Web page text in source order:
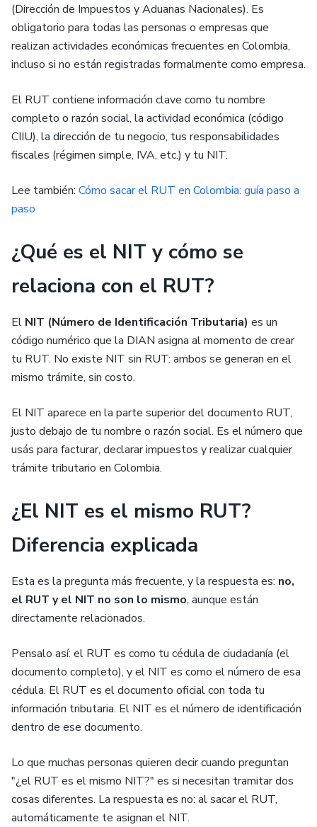
(Dirección de Impuestos y Aduanas Nacionales). Es
obligatorio para todas las personas o empresas que
realizan actividades económicas frecuentes en Colombia,
incluso si no están registradas formalmente como empresa.
El RUT contiene información clave como tu nombre
completo o razón social, la actividad económica (código
CIIU), la dirección de tu negocio, tus responsabilidades
fiscales (régimen simple, IVA, etc.) y tu NIT.
Lee también: Cómo sacar el RUT en Colombia: guía paso a
paso
¿Qué es el NIT y cómo se
relaciona con el RUT?
El NIT (Número de Identificación Tributaria) es un
código numérico que la DIAN asigna al momento de crear
tu RUT. No existe NIT sin RUT: ambos se generan en el
mismo trámite, sin costo.
El NIT aparece en la parte superior del documento RUT,
justo debajo de tu nombre o razón social. Es el número que
usás para facturar, declarar impuestos y realizar cualquier
trámite tributario en Colombia.
¿El NIT es el mismo RUT?
Diferencia explicada
Esta es la pregunta más frecuente, y la respuesta es: no,
el RUT y el NIT no son lo mismo, aunque están
directamente relacionados.
Pensalo así: el RUT es como tu cédula de ciudadanía (el
documento completo), y el NIT es como el número de esa
cédula. El RUT es el documento oficial con toda tu
información tributaria. El NIT es el número de identificación
dentro de ese documento.
Lo que muchas personas quieren decir cuando preguntan
"¿el RUT es el mismo NIT?" es si necesitan tramitar dos
cosas diferentes. La respuesta es no: al sacar el RUT,
automáticamente te asignan el NIT.